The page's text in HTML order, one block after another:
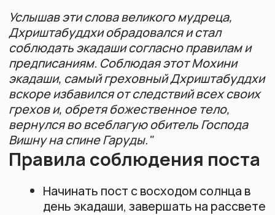
Пища, приготовленная другими
людьми
Допустимая пища
Все виды фруктов: яблоки, бананы,
апельсины, манго, виноград
Молочные продукты: молоко, йогурт,
творог, топленое масло (гхи)
Орехи и семена: миндаль, грецкие
орехи, кешью, кунжутные семена
Корнеплоды: картофель, батат,
морковь, свекла
Тыквенные культуры: тыква, огурцы,
кабачки
чистая вода
Сухофрукты и кокос